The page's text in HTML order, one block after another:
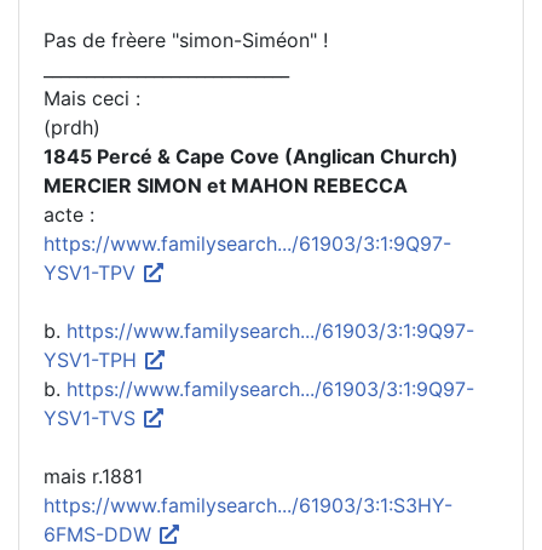
Pas de frèere "simon-Siméon" !
Mais ceci :
(prdh)
1845 Percé & Cape Cove (Anglican Church)
MERCIER SIMON et MAHON REBECCA
acte :
https://www.familysearch.../61903/3:1:9Q97-
YSV1-TPV
b. https://www.familysearch.../61903/3:1:9Q97-
YSV1-TPH
b. https://www.familysearch.../61903/3:1:9Q97-
YSV1-TVS
mais r.1881
https://www.familysearch.../61903/3:1:S3HY-
6FMS-DDW